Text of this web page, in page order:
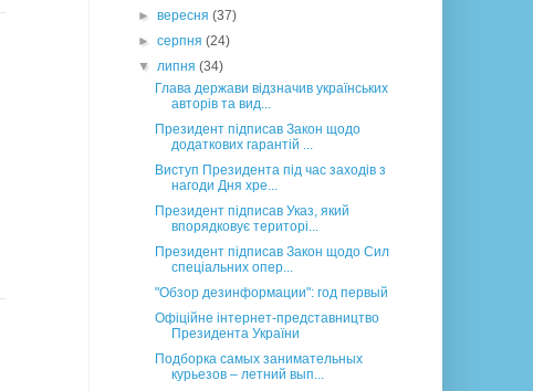
►вересня(37)
►серпня(24)
▼липня(34)
Глава держави відзначив українських
авторів та вид...
Президент підписав Закон щодо
додаткових гарантій ...
Виступ Президента під час заходів з
нагоди Дня хре...
Президент підписав Указ, який
впорядковує територі...
Президент підписав Закон щодо Сил
спеціальних опер...
"Обзор дезинформации": год первый
Офіційне інтернет-представництво
Президента України
Подборка самых занимательных
курьезов – летний вып...